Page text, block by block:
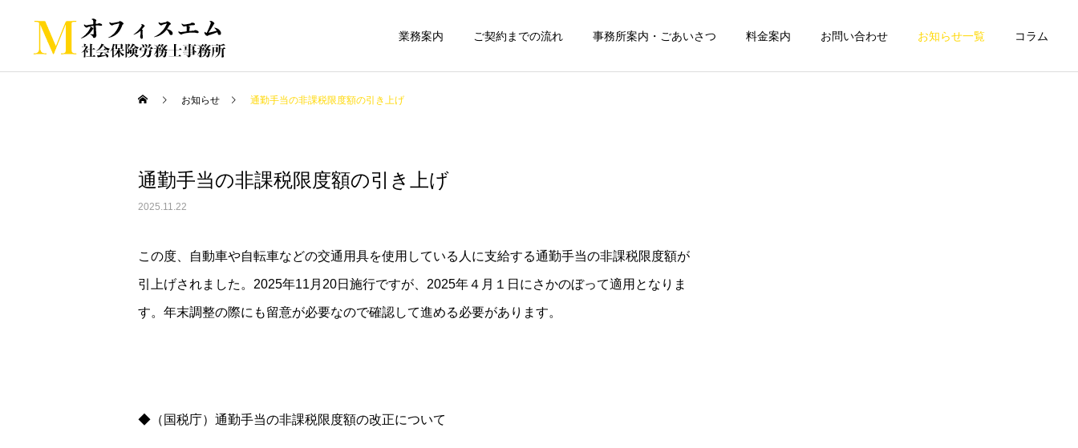
業務案内 ご契約までの流れ 事務所案内・ごあいさつ 料金案内 お問い合わせ お知らせ一覧 コラム
お知らせ 通勤手当の非課税限度額の引き上げ
通勤手当の非課税限度額の引き上げ
2025.11.22
この度、自動車や自転車などの交通用具を使用している人に支給する通勤手当の非課税限度額が
引上げされました。2025年11月20日施行ですが、2025年４月１日にさかのぼって適用となりま
す。年末調整の際にも留意が必要なので確認して進める必要があります。
◆（国税庁）通勤手当の非課税限度額の改正について